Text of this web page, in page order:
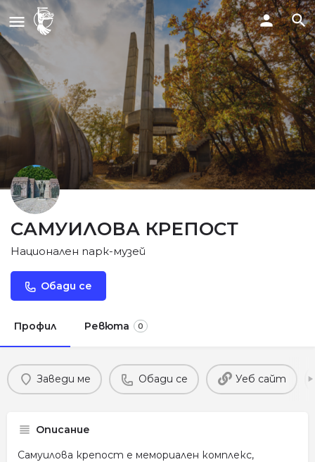
САМУИЛОВА КРЕПОСТ
Национален парк-музей
Обади се
Профил Ревюта 0
Заведи ме Обади се Уеб сайт
Описание
Самуилова крепост е мемориален комплекс,